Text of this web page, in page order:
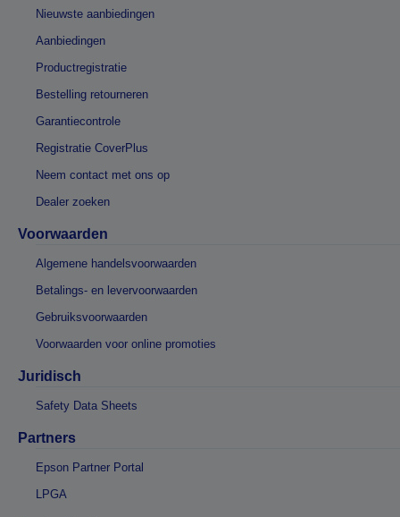
Nieuwste aanbiedingen
Aanbiedingen
Productregistratie
Bestelling retourneren
Garantiecontrole
Registratie CoverPlus
Neem contact met ons op
Dealer zoeken
Voorwaarden
Algemene handelsvoorwaarden
Betalings- en levervoorwaarden
Gebruiksvoorwaarden
Voorwaarden voor online promoties
Juridisch
Safety Data Sheets
Partners
Epson Partner Portal
LPGA